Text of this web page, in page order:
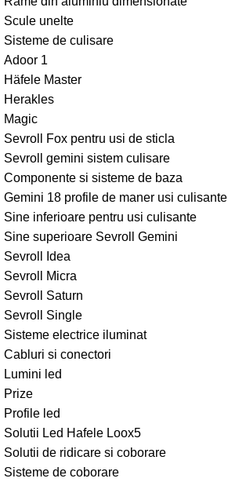
Scule unelte
Sisteme de culisare
Adoor 1
Häfele Master
Herakles
Magic
Sevroll Fox pentru usi de sticla
Sevroll gemini sistem culisare
Componente si sisteme de baza
Gemini 18 profile de maner usi culisante
Sine inferioare pentru usi culisante
Sine superioare Sevroll Gemini
Sevroll Idea
Sevroll Micra
Sevroll Saturn
Sevroll Single
Sisteme electrice iluminat
Cabluri si conectori
Lumini led
Prize
Profile led
Solutii Led Hafele Loox5
Solutii de ridicare si coborare
Sisteme de coborare